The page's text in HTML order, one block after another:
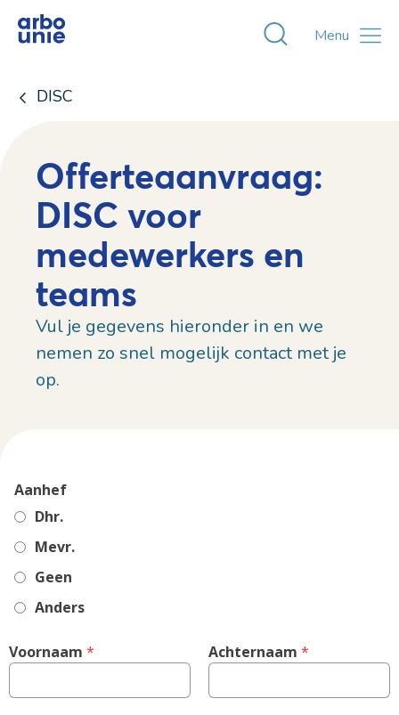
Toggle
Menu
DISC
Offerteaanvraag:
DISC voor
medewerkers en
teams
Vul je gegevens hieronder in en we
nemen zo snel mogelijk contact met je
op.
Aanhef
Dhr.
Mevr.
Geen
Anders
Voornaam * Achternaam *